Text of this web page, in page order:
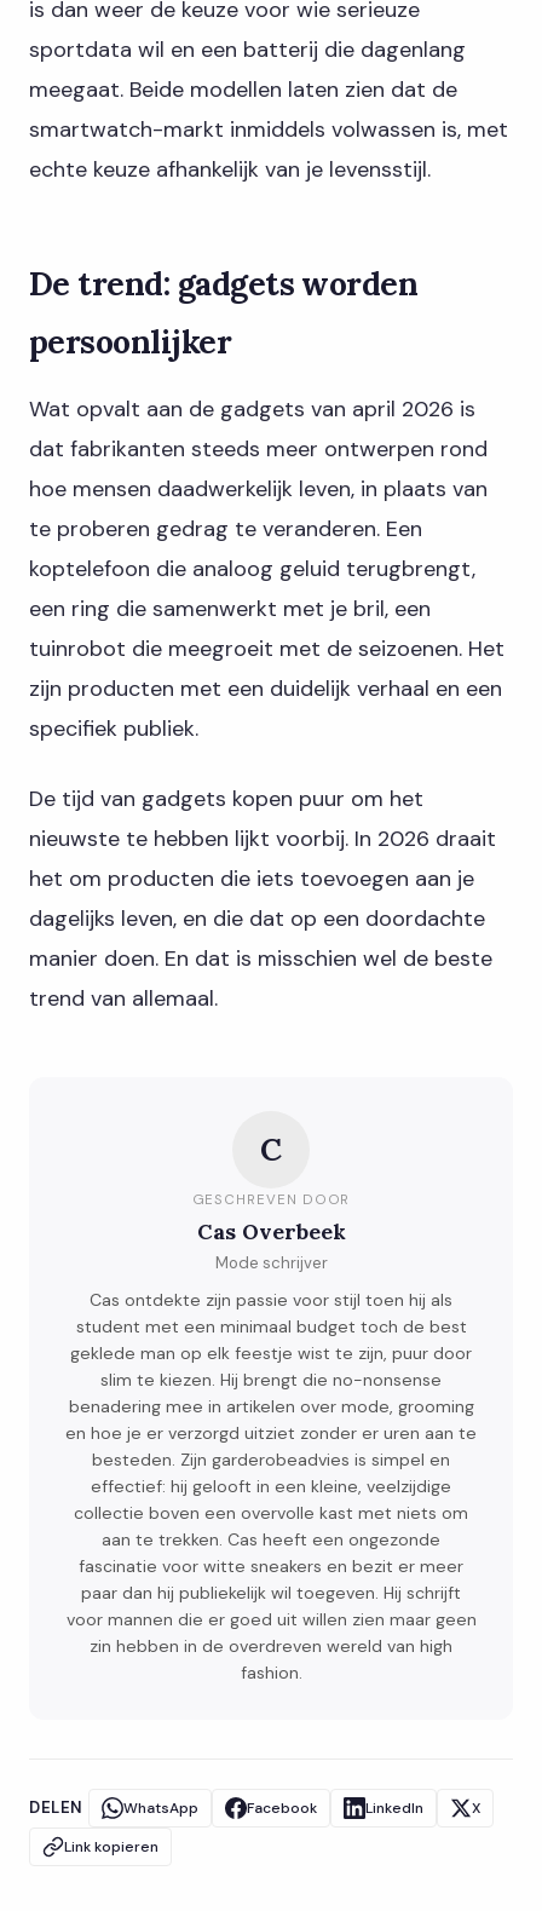
is dan weer de keuze voor wie serieuze
sportdata wil en een batterij die dagenlang
meegaat. Beide modellen laten zien dat de
smartwatch-markt inmiddels volwassen is, met
echte keuze afhankelijk van je levensstijl.
De trend: gadgets worden
persoonlijker
Wat opvalt aan de gadgets van april 2026 is
dat fabrikanten steeds meer ontwerpen rond
hoe mensen daadwerkelijk leven, in plaats van
te proberen gedrag te veranderen. Een
koptelefoon die analoog geluid terugbrengt,
een ring die samenwerkt met je bril, een
tuinrobot die meegroeit met de seizoenen. Het
zijn producten met een duidelijk verhaal en een
specifiek publiek.
De tijd van gadgets kopen puur om het
nieuwste te hebben lijkt voorbij. In 2026 draait
het om producten die iets toevoegen aan je
dagelijks leven, en die dat op een doordachte
manier doen. En dat is misschien wel de beste
trend van allemaal.
C
GESCHREVEN DOOR
Cas Overbeek
Mode schrijver
Cas ontdekte zijn passie voor stijl toen hij als
student met een minimaal budget toch de best
geklede man op elk feestje wist te zijn, puur door
slim te kiezen. Hij brengt die no-nonsense
benadering mee in artikelen over mode, grooming
en hoe je er verzorgd uitziet zonder er uren aan te
besteden. Zijn garderobeadvies is simpel en
effectief: hij gelooft in een kleine, veelzijdige
collectie boven een overvolle kast met niets om
aan te trekken. Cas heeft een ongezonde
fascinatie voor witte sneakers en bezit er meer
paar dan hij publiekelijk wil toegeven. Hij schrijft
voor mannen die er goed uit willen zien maar geen
zin hebben in de overdreven wereld van high
fashion.
DELEN WhatsApp Facebook LinkedIn
X
Link kopieren